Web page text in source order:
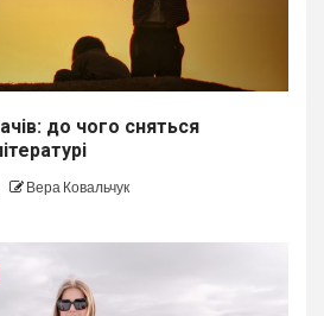
до чого сняться
Вера Ковальчук